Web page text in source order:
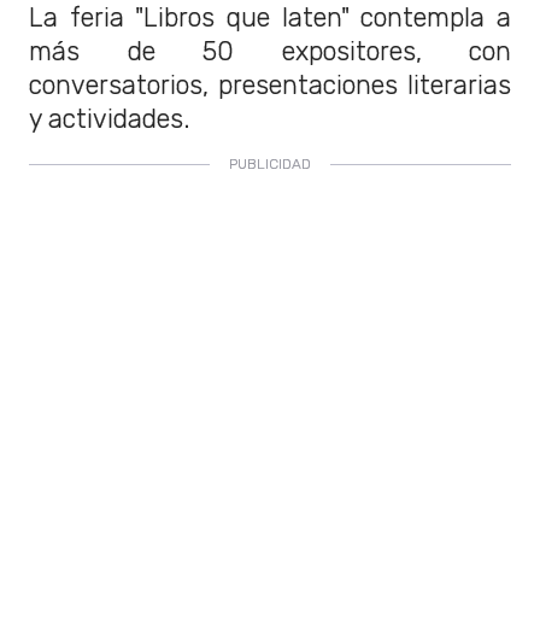
La feria "Libros que laten" contempla a
más de 50 expositores, con
conversatorios, presentaciones literarias
y actividades.